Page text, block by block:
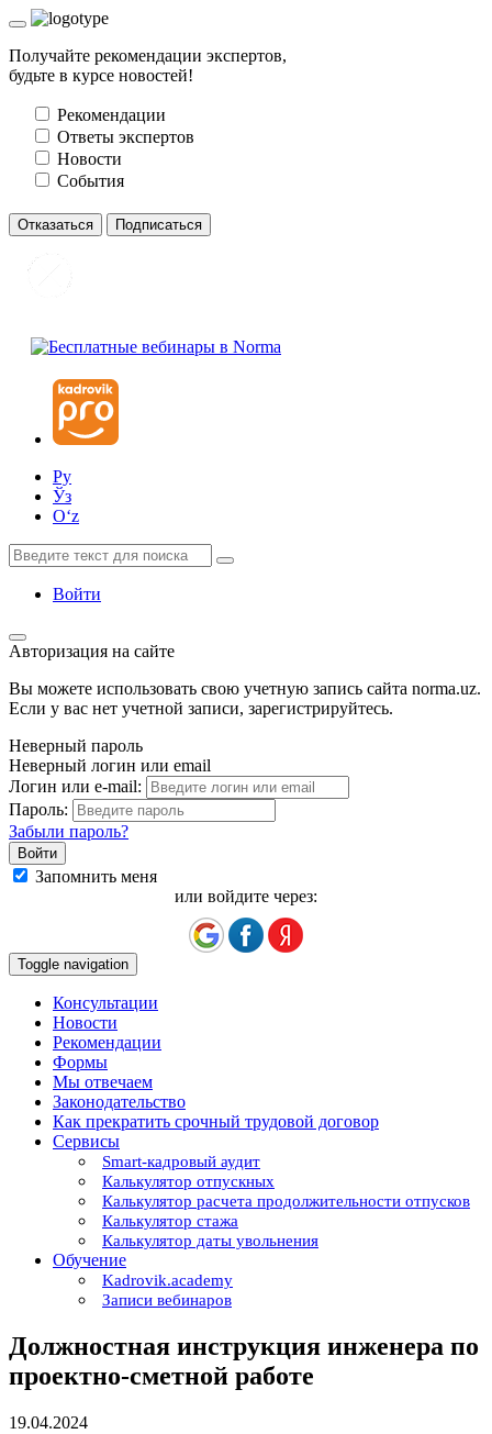
Получайте рекомендации экспертов,
будьте в курсе новостей!
Рекомендации
Ответы экспертов
Новости
События
Отказаться Подписаться
Ру
Ўз
Oʻz
Войти
Авторизация на сайте
Вы можете использовать свою учетную запись сайта norma.uz.
Если у вас нет учетной записи, зарегистрируйтесь.
Неверный пароль
Неверный логин или email
Логин или e-mail:
Пароль:
Забыли пароль?
Запомнить меня
или войдите через:
Toggle navigation
Консультации
Новости
Рекомендации
Формы
Мы отвечаем
Законодательство
Как прекратить срочный трудовой договор
Сервисы
Smart-кадровый аудит
Калькулятор отпускных
Калькулятор расчета продолжительности отпусков
Калькулятор стажа
Калькулятор даты увольнения
Обучение
Kadrovik.academy
Записи вебинаров
Должностная инструкция инженера по
проектно-сметной работе
19.04.2024